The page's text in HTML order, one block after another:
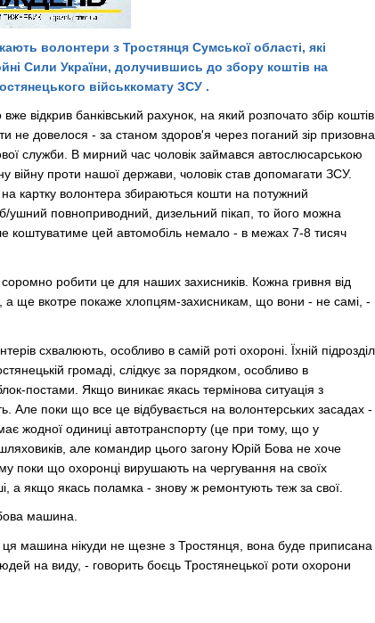
волонтери з Тростянця Сумської області, які
Сили України, долучившись до збору коштів на
військкомату ЗСУ .
вже відкрив банківський рахунок, на який розпочато збір
не довелося - за станом здоров'я через поганий зір призовна
служби. В мирний час чоловік займався автослюсарською
проти нашої держави, чоловік став допомагати ЗСУ.
картку волонтера збираються кошти на потужний
ушний повноприводний, дизельний пікап, то його можна
коштуватиме цей автомобіль немало - в межах 7-8 тисяч
робити це для наших захисників. Кожна гривня від
а ще вкотре покаже хлопцям-захисникам, що вони - не самі, -
схвалюють, особливо в самій роті охороні. Їхній підрозділ
громаді, слідкує за порядком, особливо в
постами. Якщо виникає якась термінова ситуація з
Але поки що все це відбувається на волонтерських засадах -
жодної одиниці автотранспорту (це при тому, що у
але командир цього загону Юрій Бова не хоче
поки що охоронці вирушають на чергування на своїх
а якщо якась поламка - знову ж ремонтують теж за свої.
машина.
машина нікуди не щезне з Тростянця, вона буде приписана
на виду, - говорить боєць Тростянецької роти охорони